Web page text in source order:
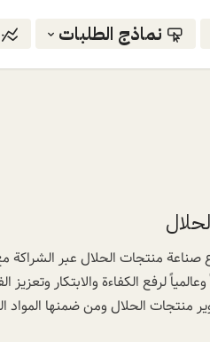
نماذج الطلبات
منتجات الحلال عبر الشراكة
لرفع الكفاءة والابتكار
منتجات الحلال ومن ضمنها المواد